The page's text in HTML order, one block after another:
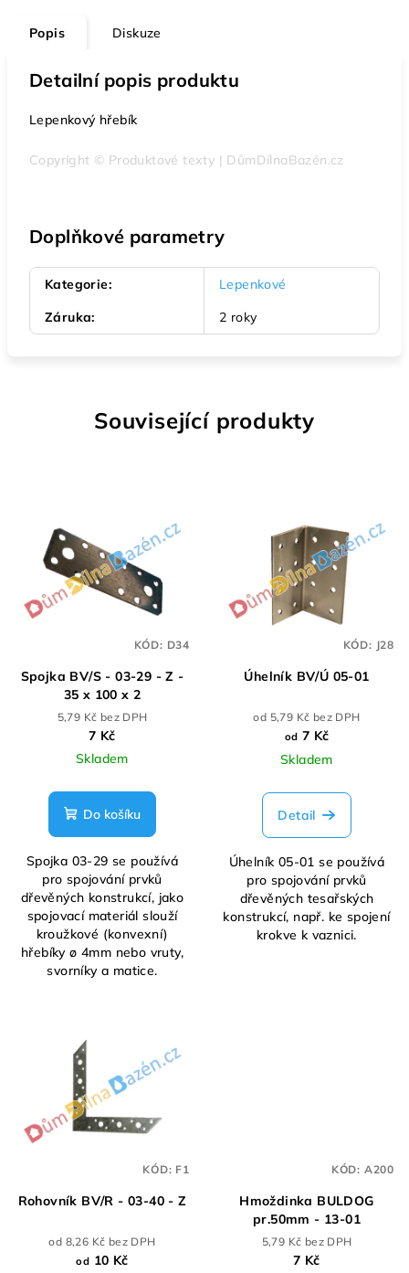
Popis Diskuze
Detailní popis produktu
Lepenkový hřebík
Copyright © Produktové texty | DůmDílnaBazén.cz
Doplňkové parametry
Kategorie:
Lepenkové
Záruka: 2 roky
Související produkty
Spojka BV/S - 03-29 - Z -
35 x 100 x 2
5,79 Kč bez DPH
7 Kč
Skladem
Do košíku
Spojka 03-29 se používá
pro spojování prvků
dřevěných konstrukcí, jako
spojovací materiál slouží
kroužkové (konvexní)
hřebíky ø 4mm nebo vruty,
svorníky a matice.
KÓD: D34
Úhelník BV/Ú 05-01
od 5,79 Kč bez DPH
od 7 Kč
Skladem
Detail
Úhelník 05-01 se používá
pro spojování prvků
dřevěných tesařských
konstrukcí, např. ke spojení
krokve k vaznici.
KÓD: J28
Rohovník BV/R - 03-40 - Z
od 8,26 Kč bez DPH
od 10 Kč
KÓD: F1
Hmoždinka BULDOG
pr.50mm - 13-01
5,79 Kč bez DPH
7 Kč
KÓD: A200